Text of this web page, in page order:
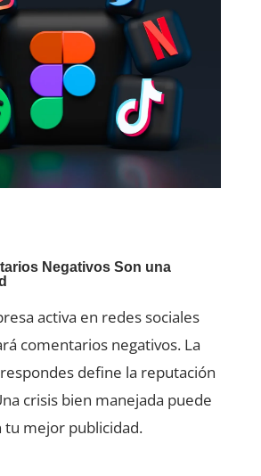
Negativos Son una
activa en redes sociales
comentarios negativos. La
define la reputación
crisis bien manejada puede
tu mejor publicidad.